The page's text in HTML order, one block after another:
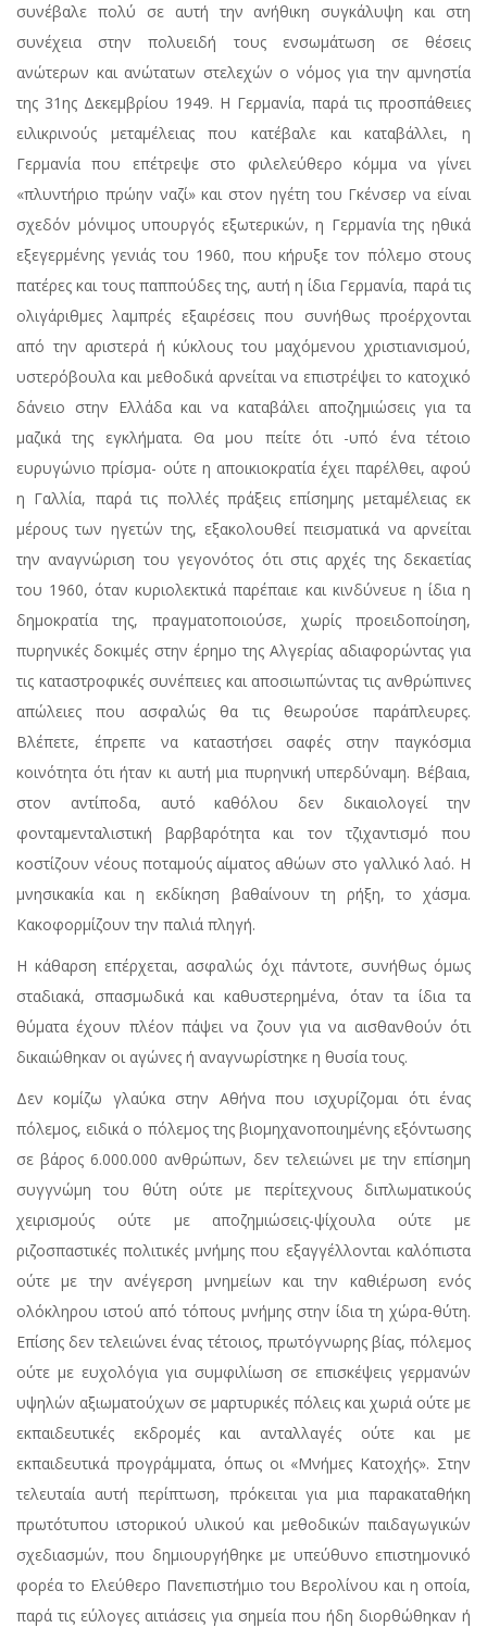
συνέβαλε πολύ σε αυτή την ανήθικη συγκάλυψη και στη
συνέχεια στην πολυειδή τους ενσωμάτωση σε θέσεις
ανώτερων και ανώτατων στελεχών ο νόμος για την αμνηστία
της 31ης Δεκεμβρίου 1949. Η Γερμανία, παρά τις προσπάθειες
ειλικρινούς μεταμέλειας που κατέβαλε και καταβάλλει, η
Γερμανία που επέτρεψε στο φιλελεύθερο κόμμα να γίνει
«πλυντήριο πρώην ναζί» και στον ηγέτη του Γκένσερ να είναι
σχεδόν μόνιμος υπουργός εξωτερικών, η Γερμανία της ηθικά
εξεγερμένης γενιάς του 1960, που κήρυξε τον πόλεμο στους
πατέρες και τους παππούδες της, αυτή η ίδια Γερμανία, παρά τις
ολιγάριθμες λαμπρές εξαιρέσεις που συνήθως προέρχονται
από την αριστερά ή κύκλους του μαχόμενου χριστιανισμού,
υστερόβουλα και μεθοδικά αρνείται να επιστρέψει το κατοχικό
δάνειο στην Ελλάδα και να καταβάλει αποζημιώσεις για τα
μαζικά της εγκλήματα. Θα μου πείτε ότι -υπό ένα τέτοιο
ευρυγώνιο πρίσμα- ούτε η αποικιοκρατία έχει παρέλθει, αφού
η Γαλλία, παρά τις πολλές πράξεις επίσημης μεταμέλειας εκ
μέρους των ηγετών της, εξακολουθεί πεισματικά να αρνείται
την αναγνώριση του γεγονότος ότι στις αρχές της δεκαετίας
του 1960, όταν κυριολεκτικά παρέπαιε και κινδύνευε η ίδια η
δημοκρατία της, πραγματοποιούσε, χωρίς προειδοποίηση,
πυρηνικές δοκιμές στην έρημο της Αλγερίας αδιαφορώντας για
τις καταστροφικές συνέπειες και αποσιωπώντας τις ανθρώπινες
απώλειες που ασφαλώς θα τις θεωρούσε παράπλευρες.
Βλέπετε, έπρεπε να καταστήσει σαφές στην παγκόσμια
κοινότητα ότι ήταν κι αυτή μια πυρηνική υπερδύναμη. Βέβαια,
στον αντίποδα, αυτό καθόλου δεν δικαιολογεί την
φονταμενταλιστική βαρβαρότητα και τον τζιχαντισμό που
κοστίζουν νέους ποταμούς αίματος αθώων στο γαλλικό λαό. Η
μνησικακία και η εκδίκηση βαθαίνουν τη ρήξη, το χάσμα.
Κακοφορμίζουν την παλιά πληγή.
Η κάθαρση επέρχεται, ασφαλώς όχι πάντοτε, συνήθως όμως
σταδιακά, σπασμωδικά και καθυστερημένα, όταν τα ίδια τα
θύματα έχουν πλέον πάψει να ζουν για να αισθανθούν ότι
δικαιώθηκαν οι αγώνες ή αναγνωρίστηκε η θυσία τους.
Δεν κομίζω γλαύκα στην Αθήνα που ισχυρίζομαι ότι ένας
πόλεμος, ειδικά ο πόλεμος της βιομηχανοποιημένης εξόντωσης
σε βάρος 6.000.000 ανθρώπων, δεν τελειώνει με την επίσημη
συγγνώμη του θύτη ούτε με περίτεχνους διπλωματικούς
χειρισμούς ούτε με αποζημιώσεις-ψίχουλα ούτε με
ριζοσπαστικές πολιτικές μνήμης που εξαγγέλλονται καλόπιστα
ούτε με την ανέγερση μνημείων και την καθιέρωση ενός
ολόκληρου ιστού από τόπους μνήμης στην ίδια τη χώρα-θύτη.
Επίσης δεν τελειώνει ένας τέτοιος, πρωτόγνωρης βίας, πόλεμος
ούτε με ευχολόγια για συμφιλίωση σε επισκέψεις γερμανών
υψηλών αξιωματούχων σε μαρτυρικές πόλεις και χωριά ούτε με
εκπαιδευτικές εκδρομές και ανταλλαγές ούτε και με
εκπαιδευτικά προγράμματα, όπως οι «Μνήμες Κατοχής». Στην
τελευταία αυτή περίπτωση, πρόκειται για μια παρακαταθήκη
πρωτότυπου ιστορικού υλικού και μεθοδικών παιδαγωγικών
σχεδιασμών, που δημιουργήθηκε με υπεύθυνο επιστημονικό
φορέα το Ελεύθερο Πανεπιστήμιο του Βερολίνου και η οποία,
παρά τις εύλογες αιτιάσεις για σημεία που ήδη διορθώθηκαν ή